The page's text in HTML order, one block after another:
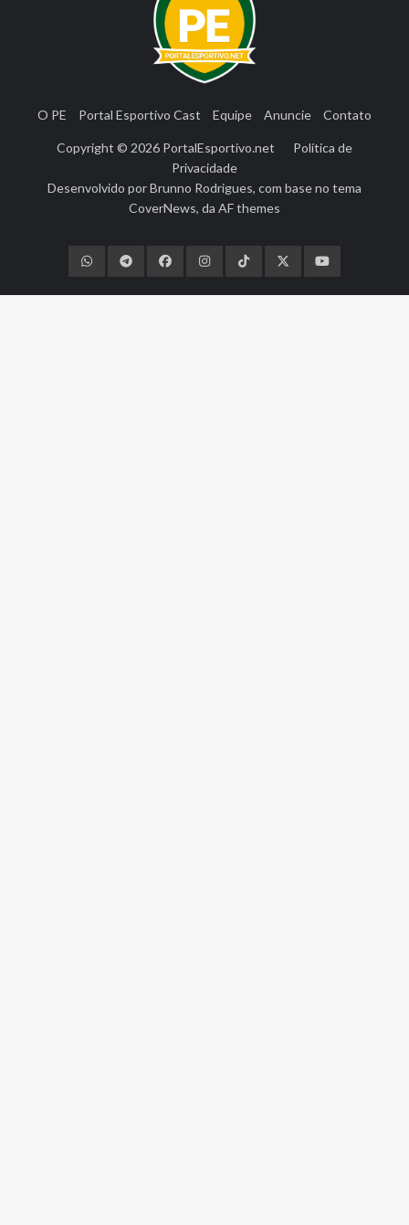
O PE Portal Esportivo Cast Equipe Anuncie Contato
Copyright © 2026 PortalEsportivo.net
Política de
Privacidade
Desenvolvido porBrunno Rodrigues, com base no tema
CoverNews, da AF themes